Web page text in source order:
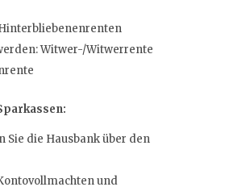
Witwer-/Witwerrente
die Hausbank über den
und